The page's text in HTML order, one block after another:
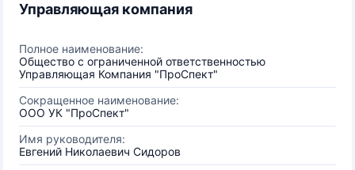
Управляющая компания
Полное наименование:
Общество с ограниченной ответственностью
Управляющая Компания "ПроСпект"
Сокращенное наименование:
ООО УК "ПроСпект"
Имя руководителя:
Евгений Николаевич Сидоров